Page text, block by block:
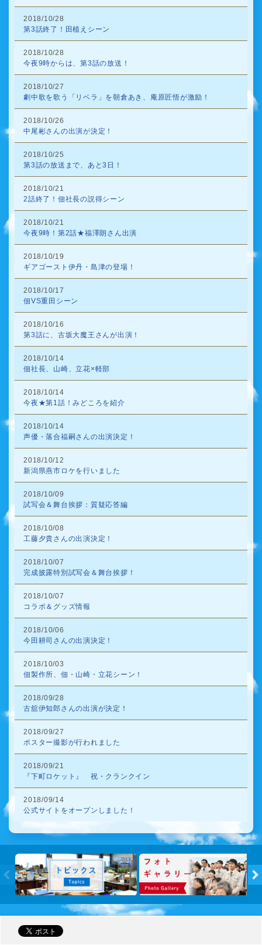
2018/10/28
第3話終了！田植えシーン
2018/10/28
今夜9時からは、第3話の放送！
2018/10/27
劇中歌を歌う「リベラ」を朝倉あき、庵原匠悟が激励！
2018/10/26
中尾彬さんの出演が決定！
2018/10/25
第3話の放送まで、あと3日！
2018/10/21
2話終了！佃社長の説得シーン
2018/10/21
今夜9時！第2話★福澤朗さん出演
2018/10/19
ギアゴースト伊丹・島津の登場！
2018/10/17
佃VS重田シーン
2018/10/16
第3話に、古坂大魔王さんが出演！
2018/10/14
佃社長、山崎、立花×軽部
2018/10/14
今夜★第1話！みどころを紹介
2018/10/14
声優・落合福嗣さんの出演決定！
2018/10/12
新潟県燕市ロケを行いました
2018/10/09
試写会＆舞台挨拶：質疑応答編
2018/10/08
工藤夕貴さんの出演決定！
2018/10/07
完成披露特別試写会＆舞台挨拶！
2018/10/07
コラボ＆グッズ情報
2018/10/06
今田耕司さんの出演決定！
2018/10/03
佃製作所、佃・山崎・立花シーン！
2018/09/28
古舘伊知郎さんの出演が決定！
2018/09/27
ポスター撮影が行われました
2018/09/21
『下町ロケット』 祝・クランクイン
2018/09/14
公式サイトをオープンしました！
トピッ
←